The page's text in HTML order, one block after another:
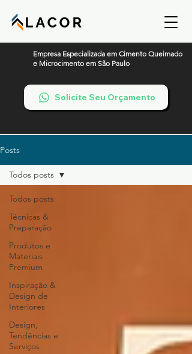
Empresa Especializada em Cimento Queimado
e Microcimento em São Paulo
Solicite Seu Orçamento
Posts
Todos posts
Técnicas &
Preparação
Produtos e
Materiais
Premium
Inspiração &
Design de
Interiores
Design,
Tendências e
Serviços
Todos posts